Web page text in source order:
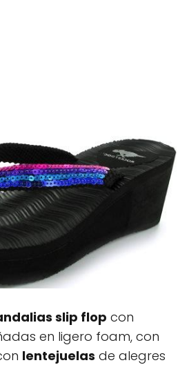
slip flop con
en ligero foam, con
lentejuelas de alegres